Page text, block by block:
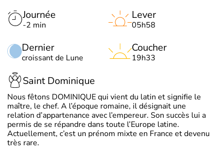
Journée
-2 min
Dernier
croissant de Lune
Lever
05h58
Coucher
19h33
Saint Dominique
Nous fêtons DOMINIQUE qui vient du latin et signifie le
maître, le chef. A l’époque romaine, il désignait une
relation d’appartenance avec l’empereur. Son succès lui a
permis de se répandre dans toute l’Europe latine.
Actuellement, c’est un prénom mixte en France et devenu
très rare.